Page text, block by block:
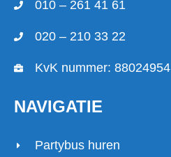
010 – 261 41 61
020 – 210 33 22
KvK nummer: 88024954
NAVIGATIE
Partybus huren